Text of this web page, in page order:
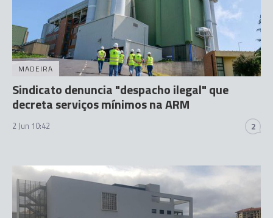
MADEIRA
Sindicato denuncia "despacho ilegal" que
decreta serviços mínimos na ARM
2 Jun 10:42 2